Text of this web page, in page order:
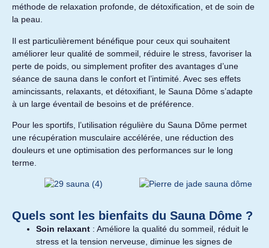
méthode de relaxation profonde, de détoxification, et de soin de
la peau.
Il est particulièrement bénéfique pour ceux qui souhaitent
améliorer leur qualité de sommeil, réduire le stress, favoriser la
perte de poids, ou simplement profiter des avantages d’une
séance de sauna dans le confort et l’intimité. Avec ses effets
amincissants, relaxants, et détoxifiant, le Sauna Dôme s’adapte
à un large éventail de besoins et de préférence.
Pour les sportifs, l’utilisation régulière du Sauna Dôme permet
une récupération musculaire accélérée, une réduction des
douleurs et une optimisation des performances sur le long
terme.
Quels sont les bienfaits du Sauna Dôme ?
Soin relaxant : Améliore la qualité du sommeil, réduit le
stress et la tension nerveuse, diminue les signes de